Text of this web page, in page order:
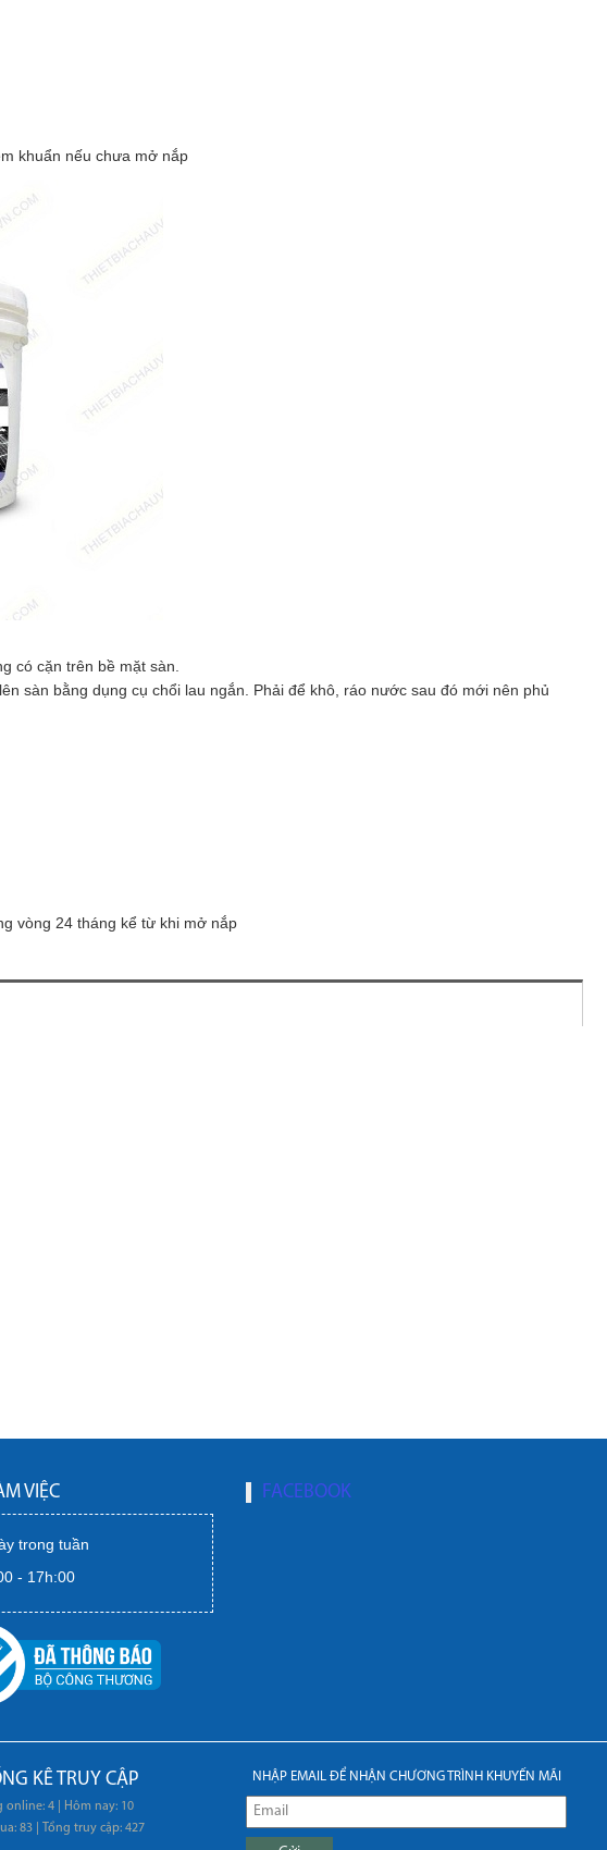
khuẩn nếu chưa mở nắp
có cặn trên bề mặt sàn.
sàn bằng dụng cụ chổi lau ngắn. Phải để khô, ráo nước sau đó mới nên phủ
vòng 24 tháng kể từ khi mở nắp
VIỆC
trong tuần
- 17h:00
FACEBOOK
KÊ TRUY CẬP
online: 4
Hôm nay: 10
83
Tổng truy cập: 427
NHẬP EMAIL ĐỂ NHẬN CHƯƠNG TRÌNH KHUYẾN MÃI